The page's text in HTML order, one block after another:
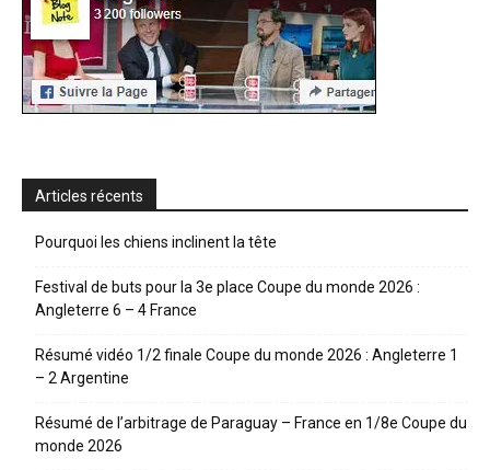
Articles récents
Pourquoi les chiens inclinent la tête
Festival de buts pour la 3e place Coupe du monde 2026 :
Angleterre 6 – 4 France
Résumé vidéo 1/2 finale Coupe du monde 2026 : Angleterre 1
– 2 Argentine
Résumé de l’arbitrage de Paraguay – France en 1/8e Coupe du
monde 2026